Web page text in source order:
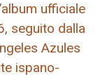
ufficiale
seguito dalla
Azules
ispano-